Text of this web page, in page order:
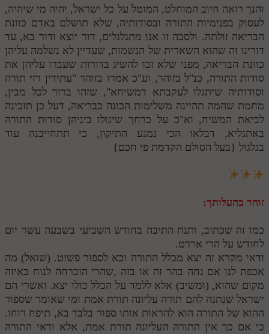
שידור חי
הזמן סט תלמוד עשר הספירות
ספרים להורדה
מנוע חיפוש בספרים
תלמוד עשר הספירות בעיון
תע"ס חלק ג' עיון
תלמוד עשר הספירות חלק ד
תלמוד עשר הספירות חלק ה
תלמוד עשר הספירות חלק ו
תלמוד עשר הספירות חלק ז
והנך רואה חיוב המוחלט, המוטל על כל ישראל, יהיה מי שיהיה,
לעסוק בפנימיות התורה ובסודותיה, שלא תושלם באדם כוונת
הבריאה זולתה. ולסבה זו אנו מתגלגלים, דור יוצא ודור בא, עד
דורינו זה שהוא השארית של הנשמות, שעדיין לא נשלמה עליהן
כוונת הבריאה, מפני שלא זכו להשיג בדורות שעברו עליהן את
סודות התורה, כנ"ל בזוהר, וע"כ אמרו בזוהר "עתידין רזי תורה
וסודותיה שיתגלו לעקבתא דמשיחא", שזהו ברור לכל מבין,
מחמת שהמה תהיינה משלימות הכונה בבריאה, דעל כן תזכינה
לביאת המשיח, וא"כ על כרחך שיגולו ביניהן סודות התורה
באתגליא, דבלאו הכי נמנע התיקון, כי תתחייבנה עוד
בגלגול {בעל הסולם הקדמת פי חכם}
זוהר בהעלותך:
כמו זה שכתוב, ותנח התיבה בחודש השביעי בשבעה עשר יום
לחודש על הרי אררט.
ודאי מקרא זה יצא מכלל התורה ובא לספור פשוט. (שואל) מה
אכפת לנו אם נחה בהר זה או בזה ,שהרי הוכרחה לנוח באיזה
מקום שהוא, (ומשיב) אלא ללמד על הכלל כולו יצא. ואשרי הם
ישראל שנתנה להם תורה עליונה תורת אמת ומי שאומר שספור
ההוא של התורה הוא להראות אותו ספור בלבד בא, תיפח רוחו.
כי אם כך אין התורה העליונה תורת אמת, אלא ודאי התורה